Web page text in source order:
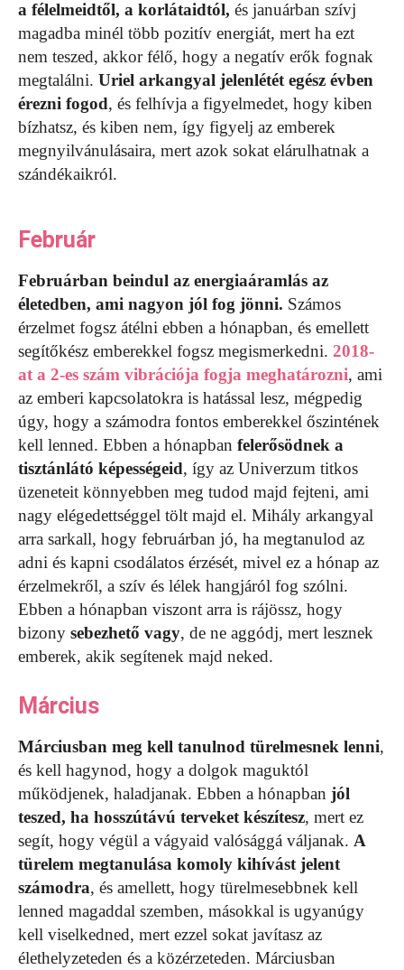
a félelmeidtől, a korlátaidtól, és januárban szívj
magadba minél több pozitív energiát, mert ha ezt
nem teszed, akkor félő, hogy a negatív erők fognak
megtalálni. Uriel arkangyal jelenlétét egész évben
érezni fogod, és felhívja a figyelmedet, hogy kiben
bízhatsz, és kiben nem, így figyelj az emberek
megnyilvánulásaira, mert azok sokat elárulhatnak a
szándékaikról.
Február
Februárban beindul az energiaáramlás az
életedben, ami nagyon jól fog jönni. Számos
érzelmet fogsz átélni ebben a hónapban, és emellett
segítőkész emberekkel fogsz megismerkedni. 2018-
at a 2-es szám vibrációja fogja meghatározni, ami
az emberi kapcsolatokra is hatással lesz, mégpedig
úgy, hogy a számodra fontos emberekkel őszintének
kell lenned. Ebben a hónapban felerősödnek a
tisztánlátó képességeid, így az Univerzum titkos
üzeneteit könnyebben meg tudod majd fejteni, ami
nagy elégedettséggel tölt majd el. Mihály arkangyal
arra sarkall, hogy februárban jó, ha megtanulod az
adni és kapni csodálatos érzését, mivel ez a hónap az
érzelmekről, a szív és lélek hangjáról fog szólni.
Ebben a hónapban viszont arra is rájössz, hogy
bizony sebezhető vagy, de ne aggódj, mert lesznek
emberek, akik segítenek majd neked.
Március
Márciusban meg kell tanulnod türelmesnek lenni,
és kell hagynod, hogy a dolgok maguktól
működjenek, haladjanak. Ebben a hónapban jól
teszed, ha hosszútávú terveket készítesz, mert ez
segít, hogy végül a vágyaid valósággá váljanak. A
türelem megtanulása komoly kihívást jelent
számodra, és amellett, hogy türelmesebbnek kell
lenned magaddal szemben, másokkal is ugyanúgy
kell viselkedned, mert ezzel sokat javítasz az
élethelyzeteden és a közérzeteden. Márciusban